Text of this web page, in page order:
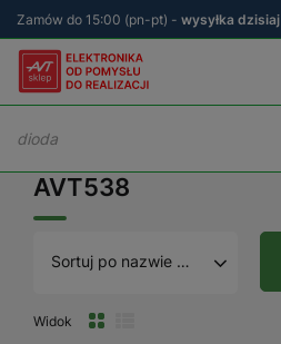
Zamów do 15:00 (pn-pt) - wysyłka dzisiaj
AVT538
Sortuj po nazwie A - Z
Widok